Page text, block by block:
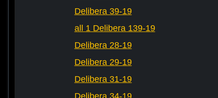
Delibera 39-19
all 1 Delibera 139-19
Delibera 28-19
Delibera 29-19
Delibera 31-19